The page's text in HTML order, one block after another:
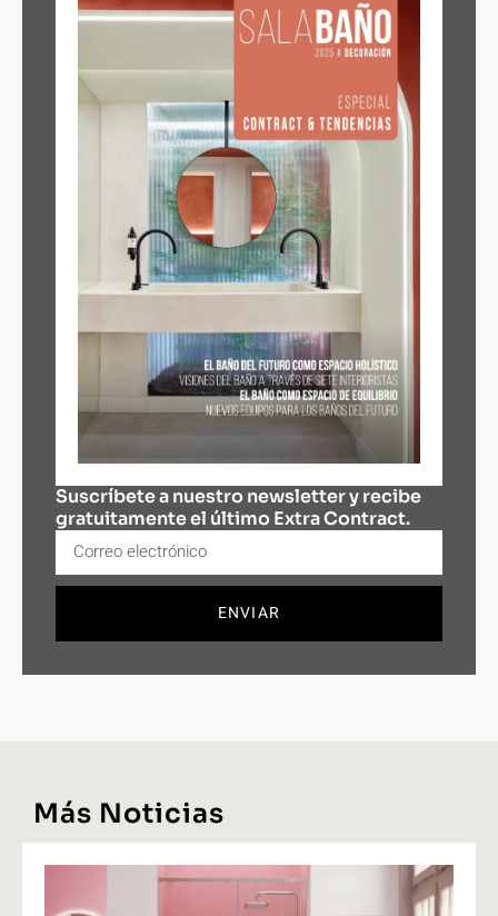
Suscríbete a nuestro newsletter y recibe
gratuitamente el último Extra Contract.
ENVIAR
Más Noticias